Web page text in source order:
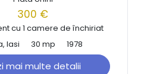
300 €
cu 1 camere de închiriat
Iasi
30 mp 1978
mai multe detalii